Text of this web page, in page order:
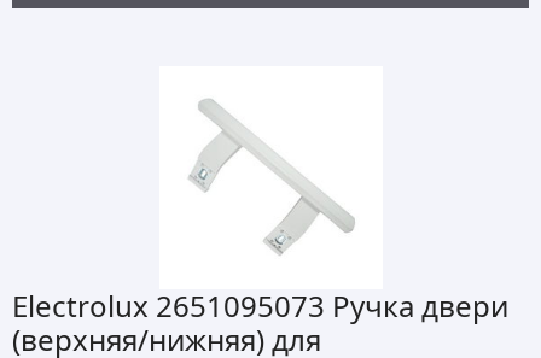
Electrolux 2651095073 Ручка двери
(верхняя/нижняя) для